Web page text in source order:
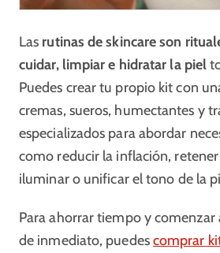
Las rutinas de skincare son
cuidar, limpiar e hidratar la piel
Puedes crear tu propio kit con
cremas, sueros, humectantes y
especializados para abordar
como reducir la inflación,
iluminar o unificar el tono de la
Para ahorrar tiempo y
de inmediato, puedescomprar